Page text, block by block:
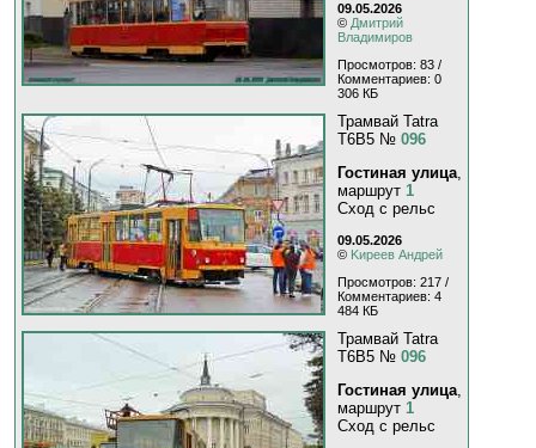
09.05.2026
© Дмитрий
Владимиров
Просмотров: 83 /
Комментариев: 0
306 КБ
Трамвай Tatra
T6B5 № 096
Гостиная улица,
маршрут 1
Сход с рельс
09.05.2026
© Kиpeeв Aндpeй
Просмотров: 217 /
Комментариев: 4
484 КБ
Трамвай Tatra
T6B5 № 096
Гостиная улица,
маршрут 1
Сход с рельс